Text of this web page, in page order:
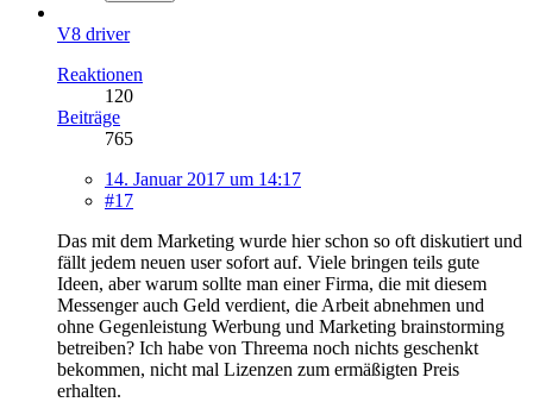
V8 driver
Reaktionen
120
Beiträge
765
14. Januar 2017 um 14:17
#17
Das mit dem Marketing wurde hier schon so oft diskutiert und
fällt jedem neuen user sofort auf. Viele bringen teils gute
Ideen, aber warum sollte man einer Firma, die mit diesem
Messenger auch Geld verdient, die Arbeit abnehmen und
ohne Gegenleistung Werbung und Marketing brainstorming
betreiben? Ich habe von Threema noch nichts geschenkt
bekommen, nicht mal Lizenzen zum ermäßigten Preis
erhalten.